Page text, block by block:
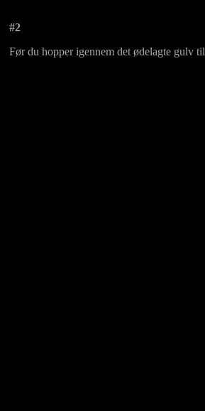
#2
Før du hopper igennem det ødelagte gulv